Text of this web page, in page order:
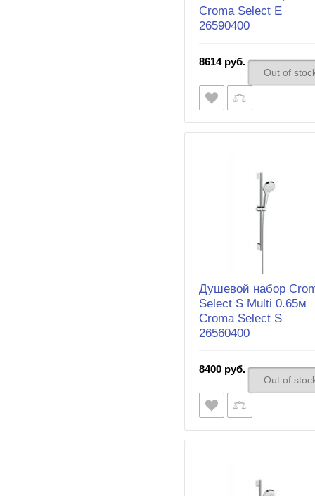
Croma Select E
26590400
8614 руб.
Out of
Душевой набор
Select S Multi 0.65м
Croma Select S
26560400
8400 руб.
Out of